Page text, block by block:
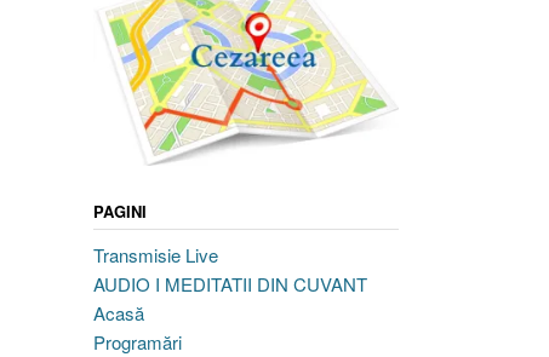
PAGINI
Transmisie Live
AUDIO I MEDITATII DIN CUVANT
Acasă
Programări